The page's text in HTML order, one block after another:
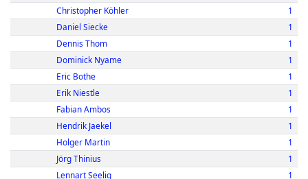
Christopher Köhler
1
Daniel Siecke
1
Dennis Thom
1
Dominick Nyame
1
Eric Bothe
1
Erik Niestle
1
Fabian Ambos
1
Hendrik Jaekel
1
Holger Martin
1
Jörg Thinius
1
Lennart Seelig
1